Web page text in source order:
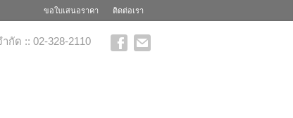
ขอใบเสนอราคา ติดต่อเรา
กัด :: 02-328-2110